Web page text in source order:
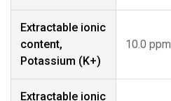
Extractable ionic
content,
Potassium (K+)
10.0 ppm
Extractable ionic